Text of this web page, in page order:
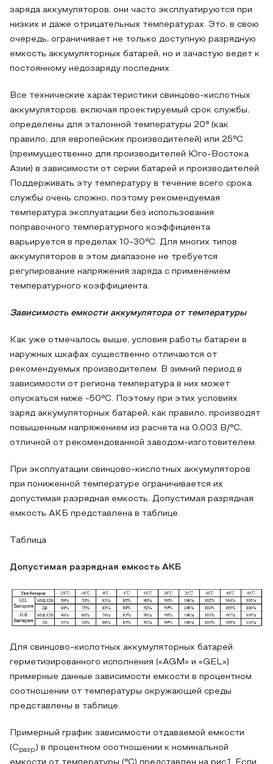
заряда аккумуляторов, они часто эксплуатируются при
низких и даже отрицательных температурах. Это, в свою
очередь, ограничивает не только доступную разрядную
емкость аккумуляторных батарей, но и зачастую ведет к
постоянному недозаряду последних.
Все технические характеристики свинцово-кислотных
аккумуляторов, включая проектируемый срок службы,
определены для эталонной температуры 20° (как
правило, для европейских производителей) или 25°С
(преимущественно для производителей Юго-Востока
Азии) в зависимости от серии батарей и производителей.
Поддерживать эту температуру в течение всего срока
службы очень сложно, поэтому рекомендуемая
температура эксплуатации без использования
поправочного температурного коэффициента
варьируется в пределах 10-30°С. Для многих типов
аккумуляторов в этом диапазоне не требуется
регулирование напряжения заряда с применением
температурного коэффициента.
Зависимость емкости аккумулятора от температуры
Как уже отмечалось выше, условия работы батареи в
наружных шкафах существенно отличаются от
рекомендуемых производителем. В зимний период в
зависимости от региона температура в них может
опускаться ниже -50°С. Поэтому при этих условиях
заряд аккумуляторных батарей, как правило, производят
повышенным напряжением из расчета на 0,003 В/°С,
отличной от рекомендованной заводом-изготовителем.
При эксплуатации свинцово-кислотных аккумуляторов
при пониженной температуре ограничивается их
допустимая разрядная емкость. Допустимая разрядная
емкость АКБ представлена в таблице.
Таблица
Допустимая разрядная емкость АКБ
Для свинцово-кислотных аккумуляторных батарей
герметизированного исполнения («AGM» и «GEL»)
примерные данные зависимости емкости в процентном
соотношении от температуры окружающей среды
представлены в таблице.
Примерный график зависимости отдаваемой емкости
(С разр.) в процентном соотношении к номинальной